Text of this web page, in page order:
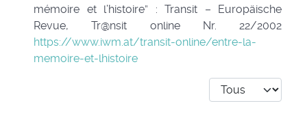
mémoire et l’histoire” : Transit – Europäische
Revue, Tr@nsit online Nr. 22/2002
https://www.iwm.at/transit-online/entre-la-
memoire-et-lhistoire
Afficher #